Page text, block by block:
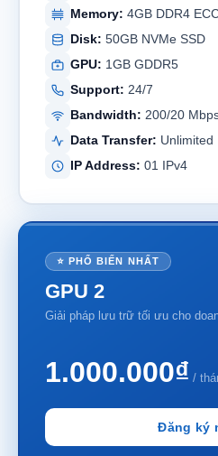
Memory: 4GB DDR4
Disk: 50GB NVMe SSD
GPU: 1GB GDDR5
Support: 24/7
Bandwidth: 200/20
Data Transfer: Unlimited
IP Address: 01 IPv4
⭐ PHỔ BIẾN NHẤT
GPU 2
Giải pháp lưu trữ tối ưu cho
1.000.000₫ /
Đăng ký